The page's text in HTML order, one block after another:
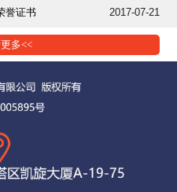
誉证书 2017-07-21
多<<